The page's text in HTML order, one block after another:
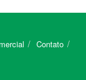
Contato